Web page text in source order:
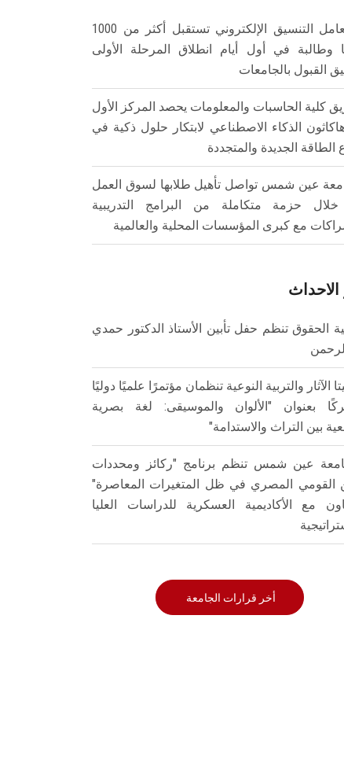
معامل التنسيق الإلكتروني تستقبل أكثر من 1000
وطالبة في أول أيام انطلاق المرحلة الأولى
القبول بالجامعات
كلية الحاسبات والمعلومات يحصد المركز الأول
الذكاء الاصطناعي لابتكار حلول ذكية في
الطاقة الجديدة والمتجددة
عين شمس تواصل تأهيل طلابها لسوق العمل
حزمة متكاملة من البرامج التدريبية
مع كبرى المؤسسات المحلية والعالمية
الاحداث
الحقوق تنظم حفل تأبين الأستاذ الدكتور حمدي
الآثار والتربية النوعية تنظمان مؤتمرًا علميًا دوليًا
بعنوان "الألوان والموسيقى: لغة بصرية
بين التراث والاستدامة"
عين شمس تنظم برنامج "ركائز ومحددات
القومي المصري في ظل المتغيرات المعاصرة"
مع الأكاديمية العسكرية للدراسات العليا
أخر قرارات الجامعة